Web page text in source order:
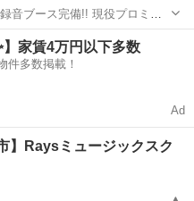
音ブース完備!! 現役プロミュ
ル 🎵 Raysミュー
ボーカル 無料
】家賃4万円以下多数
件多数掲載！
Ad
】Raysミュージックスク